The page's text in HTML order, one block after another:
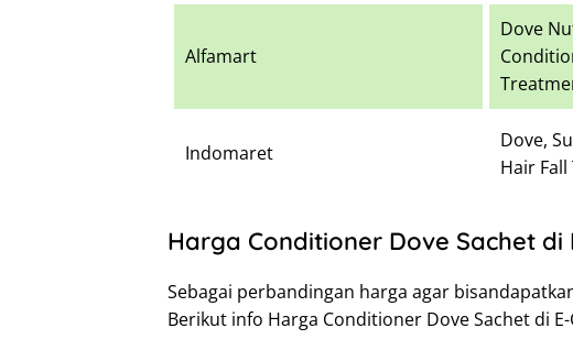
Alfamart
Dove
Indomaret
Dove,
Hair
Harga Conditioner Dove Sachet di
Sebagai perbandingan harga agar
Berikut info Harga Conditioner Dove Sachet di